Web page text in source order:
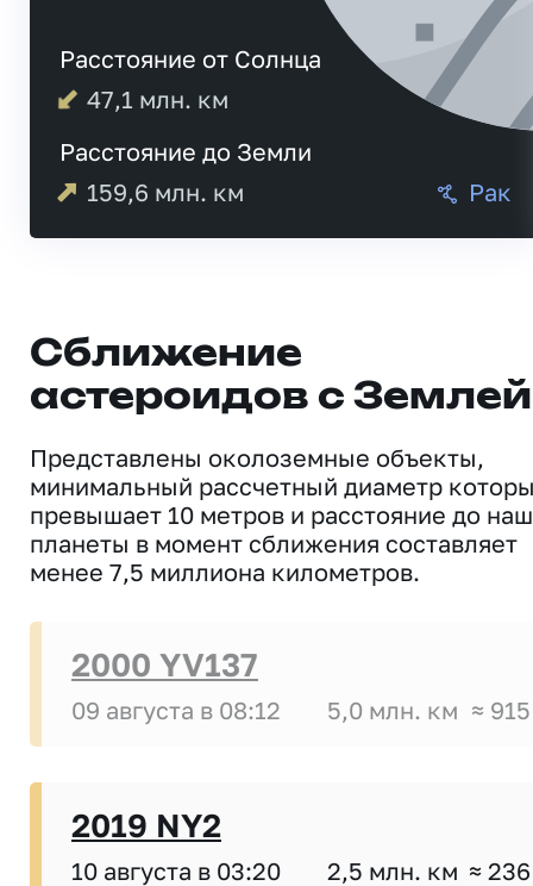
Расстояние от Солнца
47,1 млн. км
Расстояние до Земли
159,6 млн. км Рак
Сближение
астероидов с Землей
Представлены околоземные объекты,
минимальный рассчетный диаметр
превышает 10 метров и расстояние до
планеты в момент сближения составляет
менее 7,5 миллиона километров.
2000 YV137
09 августа в 08:12 5,0 млн. км ≈
2019 NY2
10 августа в 03:20 2,5 млн. км ≈